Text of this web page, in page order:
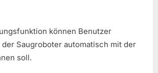
können Benutzer
Saugroboter automatisch mit der
soll.